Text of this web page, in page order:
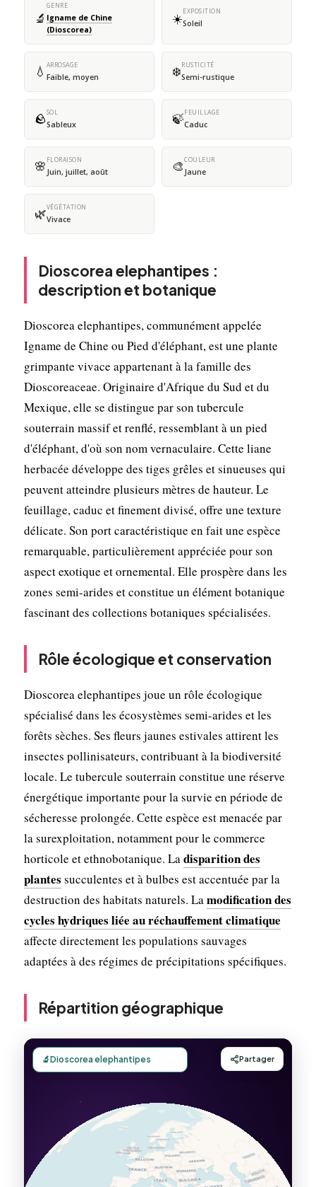
🔬
GENRE
Igname de Chine
(Dioscorea)
☀️EXPOSITION
Soleil
💧 ARROSAGE
Faible, moyen ❄️RUSTICITÉ
Semi-rustique
🪨SOL
Sableux 🍃FEUILLAGE
Caduc
🌸 FLORAISON
Juin, juillet, août 🎨COULEUR
Jaune
🌿VÉGÉTATION
Vivace
Dioscorea elephantipes :
description et botanique
Dioscorea elephantipes, communément appelée
Igname de Chine ou Pied d'éléphant, est une plante
grimpante vivace appartenant à la famille des
Dioscoreaceae. Originaire d'Afrique du Sud et du
Mexique, elle se distingue par son tubercule
souterrain massif et renflé, ressemblant à un pied
d'éléphant, d'où son nom vernaculaire. Cette liane
herbacée développe des tiges grêles et sinueuses qui
peuvent atteindre plusieurs mètres de hauteur. Le
feuillage, caduc et finement divisé, offre une texture
délicate. Son port caractéristique en fait une espèce
remarquable, particulièrement appréciée pour son
aspect exotique et ornemental. Elle prospère dans les
zones semi-arides et constitue un élément botanique
fascinant des collections botaniques spécialisées.
Rôle écologique et conservation
Dioscorea elephantipes joue un rôle écologique
spécialisé dans les écosystèmes semi-arides et les
forêts sèches. Ses fleurs jaunes estivales attirent les
insectes pollinisateurs, contribuant à la biodiversité
locale. Le tubercule souterrain constitue une réserve
énergétique importante pour la survie en période de
sécheresse prolongée. Cette espèce est menacée par
la surexploitation, notamment pour le commerce
horticole et ethnobotanique. Ladisparition des
plantes succulentes et à bulbes est accentuée par la
destruction des habitats naturels. Lamodification des
cycles hydriques liée au réchauffement climatique
affecte directement les populations sauvages
adaptées à des régimes de précipitations spécifiques.
Répartition géographique